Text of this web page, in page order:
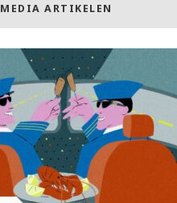
MEDIA ARTIKELEN